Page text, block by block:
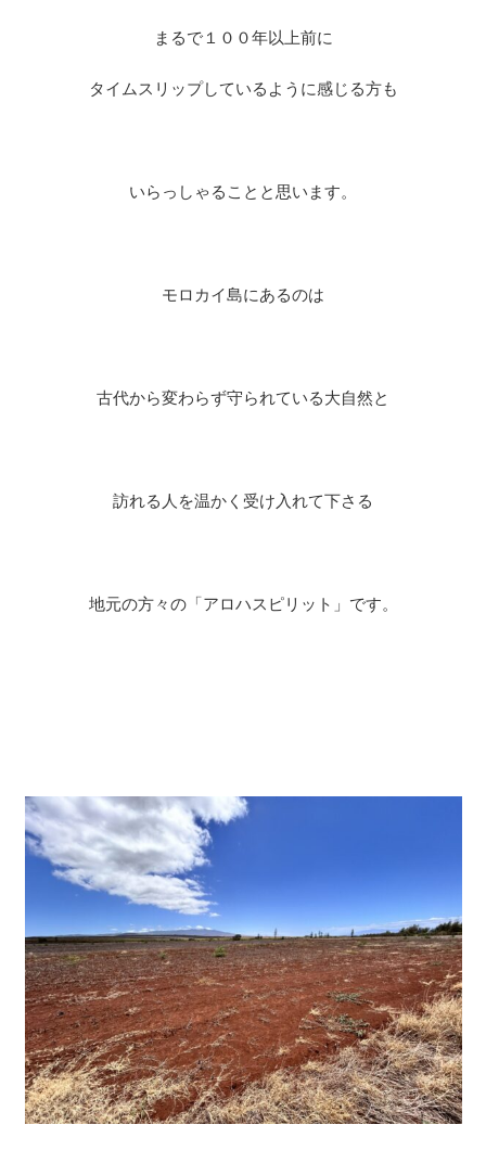
まるで１００年以上前に
タイムスリップしているように感じる方も
いらっしゃることと思います。
モロカイ島にあるのは
古代から変わらず守られている大自然と
訪れる人を温かく受け入れて下さる
地元の方々の「アロハスピリット」です。